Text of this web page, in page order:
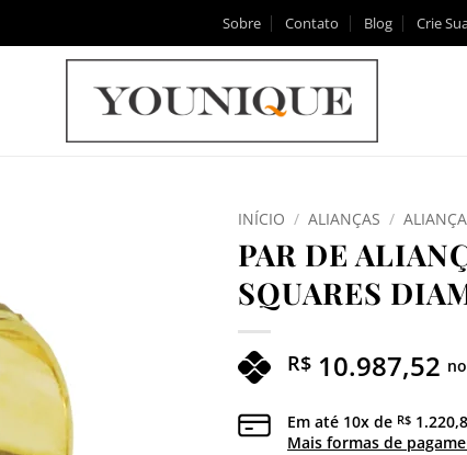
Sobre Contato Blog Crie
INÍCIO / ALIANÇAS /
PAR DE
SQUARES
R$ 10.987,52
Em até 10x de R$
Mais formas de